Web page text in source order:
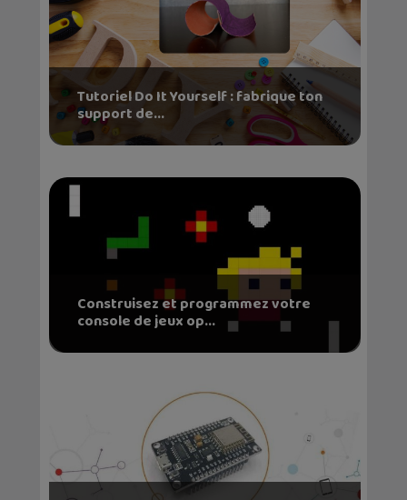
Tutoriel Do It Yourself : fabrique ton
support de...
Construisez et programmez votre
console de jeux op...